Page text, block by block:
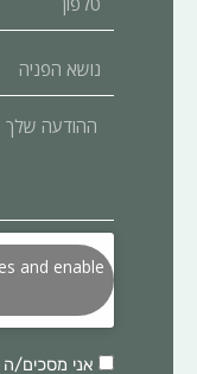
הפניה
ההודעה
and enable
אני מסכים/